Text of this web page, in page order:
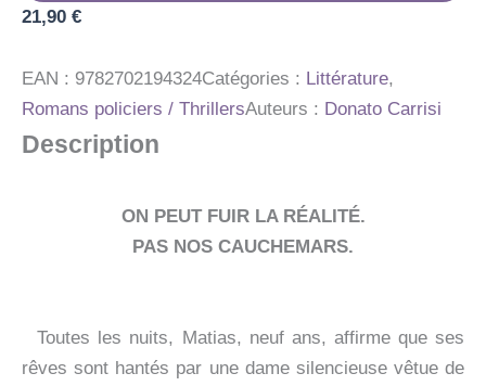
DES
21,90 €
EAN : 9782702194324Catégories : Littérature,
Romans policiers / ThrillersAuteurs : Donato Carrisi
Description
ON PEUT FUIR LA RÉALITÉ.
PAS NOS CAUCHEMARS.
Toutes les nuits, Matias, neuf ans, affirme que ses
rêves sont hantés par une dame silencieuse vêtue de